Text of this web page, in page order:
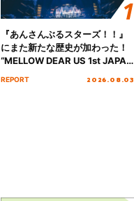
『あんさんぶるスターズ！！』
にまた新たな歴史が加わった！
“MELLOW DEAR US 1st JAPAN
REPORT 2026.08.03